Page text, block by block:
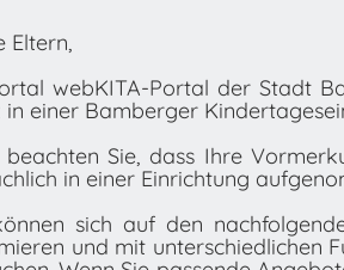
Eltern,
webKITA-Portal der Stadt
in einer Bamberger
Sie, dass Ihre
in einer Einrichtung
sich auf den
und mit unterschiedlichen